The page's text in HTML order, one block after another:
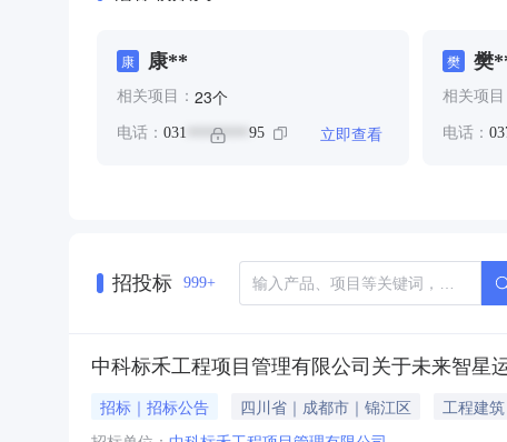
康 康**
相关项目： 23个
电话： 031 ******** 95 立即查看
樊 樊
相关项目
电话：
招投标 999+
中科标禾工程项目管理有限公司关于未来智星
招标｜招标公告 四川省｜成都市｜锦江区 工程建筑